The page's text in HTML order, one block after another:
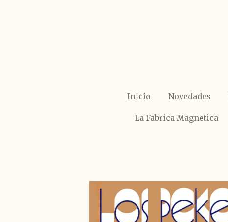
Inicio Novedades
La Fabrica Magnetica